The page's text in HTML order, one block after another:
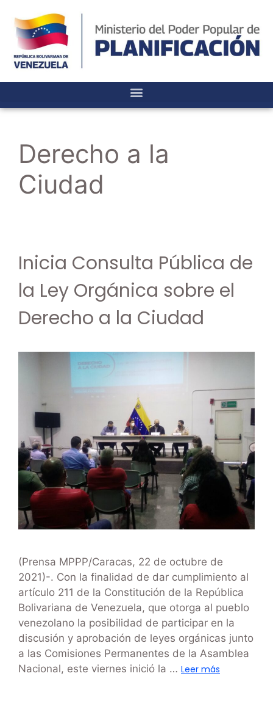
Derecho a la
Ciudad
Inicia Consulta Pública de
la Ley Orgánica sobre el
Derecho a la Ciudad
(Prensa MPPP/Caracas, 22 de octubre de
2021)-. Con la finalidad de dar cumplimiento al
artículo 211 de la Constitución de la República
Bolivariana de Venezuela, que otorga al pueblo
venezolano la posibilidad de participar en la
discusión y aprobación de leyes orgánicas junto
a las Comisiones Permanentes de la Asamblea
Nacional, este viernes inició la … Leer más